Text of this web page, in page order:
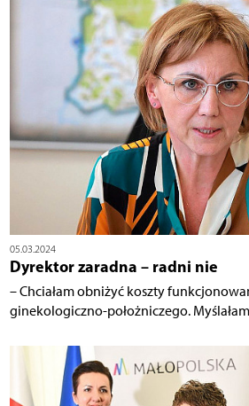
05.03.2024
Dyrektor zaradna – radni nie
– Chciałam obniżyć koszty
ginekologiczno-położniczego.